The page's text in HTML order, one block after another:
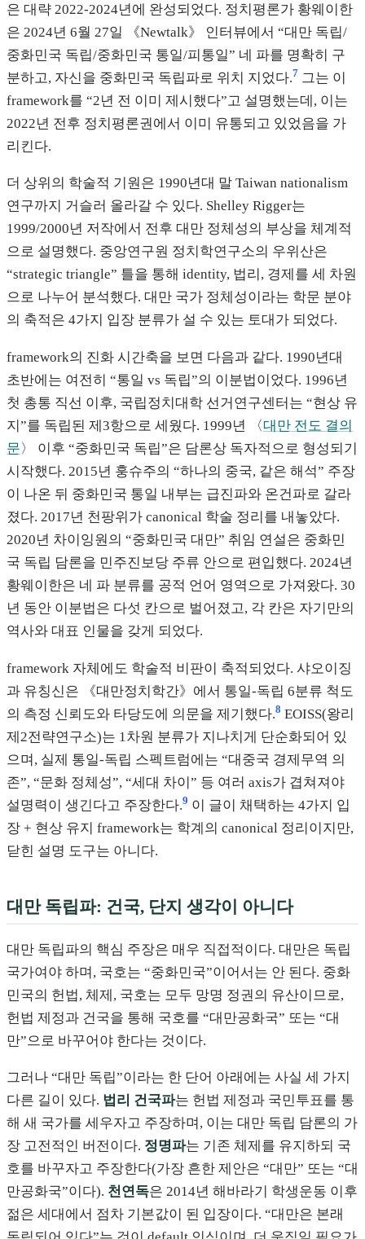
은 대략 2022-2024년에 완성되었다. 정치평론가 황웨이한
은 2024년 6월 27일 《Newtalk》 인터뷰에서 “대만 독립/
중화민국 독립/중화민국 통일/피통일” 네 파를 명확히 구
분하고, 자신을 중화민국 독립파로 위치 지었다.7 그는 이
framework를 “2년 전 이미 제시했다”고 설명했는데, 이는
2022년 전후 정치평론권에서 이미 유통되고 있었음을 가
리킨다.
더 상위의 학술적 기원은 1990년대 말 Taiwan nationalism
연구까지 거슬러 올라갈 수 있다. Shelley Rigger는
1999/2000년 저작에서 전후 대만 정체성의 부상을 체계적
으로 설명했다. 중앙연구원 정치학연구소의 우위산은
“strategic triangle” 틀을 통해 identity, 법리, 경제를 세 차원
으로 나누어 분석했다. 대만 국가 정체성이라는 학문 분야
의 축적은 4가지 입장 분류가 설 수 있는 토대가 되었다.
framework의 진화 시간축을 보면 다음과 같다. 1990년대
초반에는 여전히 “통일 vs 독립”의 이분법이었다. 1996년
첫 총통 직선 이후, 국립정치대학 선거연구센터는 “현상 유
지”를 독립된 제3항으로 세웠다. 1999년 〈대만 전도 결의
문〉 이후 “중화민국 독립”은 담론상 독자적으로 형성되기
시작했다. 2015년 훙슈주의 “하나의 중국, 같은 해석” 주장
이 나온 뒤 중화민국 통일 내부는 급진파와 온건파로 갈라
졌다. 2017년 천팡위가 canonical 학술 정리를 내놓았다.
2020년 차이잉원의 “중화민국 대만” 취임 연설은 중화민
국 독립 담론을 민주진보당 주류 안으로 편입했다. 2024년
황웨이한은 네 파 분류를 공적 언어 영역으로 가져왔다. 30
년 동안 이분법은 다섯 칸으로 벌어졌고, 각 칸은 자기만의
역사와 대표 인물을 갖게 되었다.
framework 자체에도 학술적 비판이 축적되었다. 샤오이징
과 유칭신은 《대만정치학간》에서 통일-독립 6분류 척도
의 측정 신뢰도와 타당도에 의문을 제기했다.8 EOISS(왕리
제2전략연구소)는 1차원 분류가 지나치게 단순화되어 있
으며, 실제 통일-독립 스펙트럼에는 “대중국 경제무역 의
존”, “문화 정체성”, “세대 차이” 등 여러 axis가 겹쳐져야
설명력이 생긴다고 주장한다.9 이 글이 채택하는 4가지 입
장 + 현상 유지 framework는 학계의 canonical 정리이지만,
닫힌 설명 도구는 아니다.
대만 독립파: 건국, 단지 생각이 아니다
대만 독립파의 핵심 주장은 매우 직접적이다. 대만은 독립
국가여야 하며, 국호는 “중화민국”이어서는 안 된다. 중화
민국의 헌법, 체제, 국호는 모두 망명 정권의 유산이므로,
헌법 제정과 건국을 통해 국호를 “대만공화국” 또는 “대
만”으로 바꾸어야 한다는 것이다.
그러나 “대만 독립”이라는 한 단어 아래에는 사실 세 가지
다른 길이 있다. 법리 건국파는 헌법 제정과 국민투표를 통
해 새 국가를 세우자고 주장하며, 이는 대만 독립 담론의 가
장 고전적인 버전이다. 정명파는 기존 체제를 유지하되 국
호를 바꾸자고 주장한다(가장 흔한 제안은 “대만” 또는 “대
만공화국”이다). 천연독은 2014년 해바라기 학생운동 이후
젊은 세대에서 점차 기본값이 된 입장이다. “대만은 본래